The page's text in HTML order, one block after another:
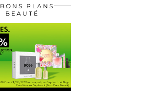
BONS PLANS
BEAUTÉ